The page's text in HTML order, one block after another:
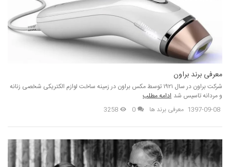
معرفی برند براون
شرکت براون در سال ۱۹۲۱ توسط مکس براون در زمینه ساخت لوازم الکتریکی شخصی زنانه
و مردانه تاسیس شد ادامه مطلب
1397-09-08 معرفی برند ها 0
3258